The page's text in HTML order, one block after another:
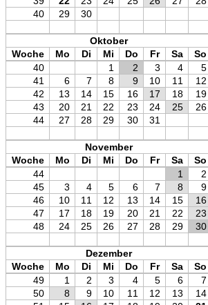
40
29 30
Oktober
Woche
Mo Di Mi Do Fr Sa
So
40
1 2 3 4
5
41
6 7 8 9 10 11
12
42
13 14 15 16 17 18
19
43
20 21 22 23 24 25
26
44
27 28 29 30 31
November
Woche
Mo Di Mi Do Fr Sa
So
44
1
2
45
3 4 5 6 7 8
9
46
10 11 12 13 14 15
16
47
17 18 19 20 21 22
23
48
24 25 26 27 28 29 30
Dezember
Woche
Mo Di Mi Do Fr Sa
So
49
1 2 3 4 5 6
7
50
8 9 10 11 12 13
14